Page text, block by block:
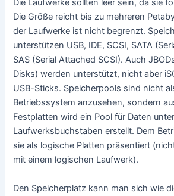
Die Laufwerke sollten leer sein, da sie
Die Größe reicht bis zu mehreren
der Laufwerke ist nicht begrenzt.
unterstützen USB, IDE, SCSI, SATA
SAS (Serial Attached SCSI). Auch
Disks) werden unterstützt, nicht aber
USB-Sticks. Speicherpools sind nicht
Betriebssystem anzusehen, sondern
Festplatten wird ein Pool für Daten
Laufwerksbuchstaben erstellt. Dem
sie als logische Platten präsentiert
mit einem logischen Laufwerk).
Den Speicherplatz kann man sich wie